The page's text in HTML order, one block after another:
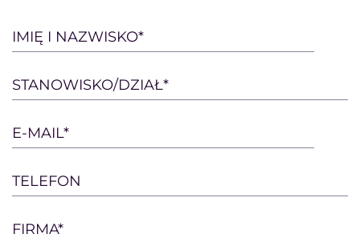
Please
this
field
empty.
IMIĘ I NAZWISKO*
STANOWISKO/DZIAŁ*
E-MAIL*
TELEFON
FIRMA*